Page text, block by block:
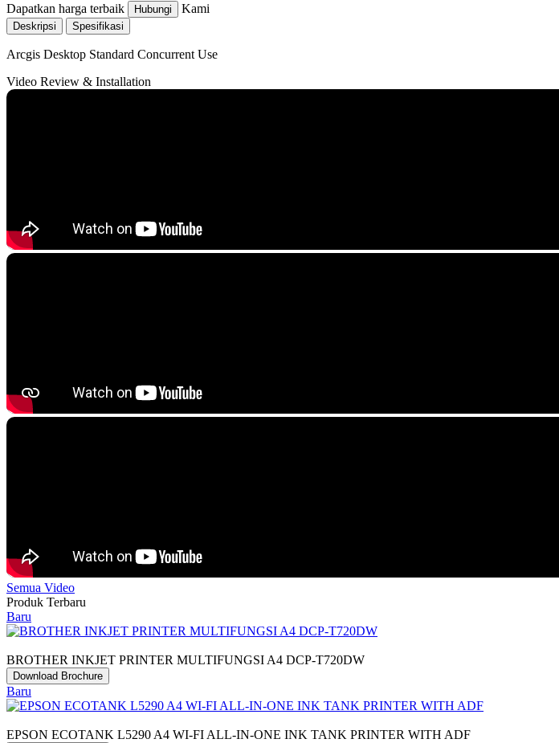
Dapatkan harga terbaik
Hubungi Kami
Deskripsi Spesifikasi
Arcgis Desktop Standard Concurrent Use
Video Review & Installation
Semua Video
Produk Terbaru
Baru
BROTHER INKJET PRINTER MULTIFUNGSI A4 DCP-T720DW
Download Brochure
Baru
EPSON ECOTANK L5290 A4 WI-FI ALL-IN-ONE INK TANK PRINTER WITH ADF